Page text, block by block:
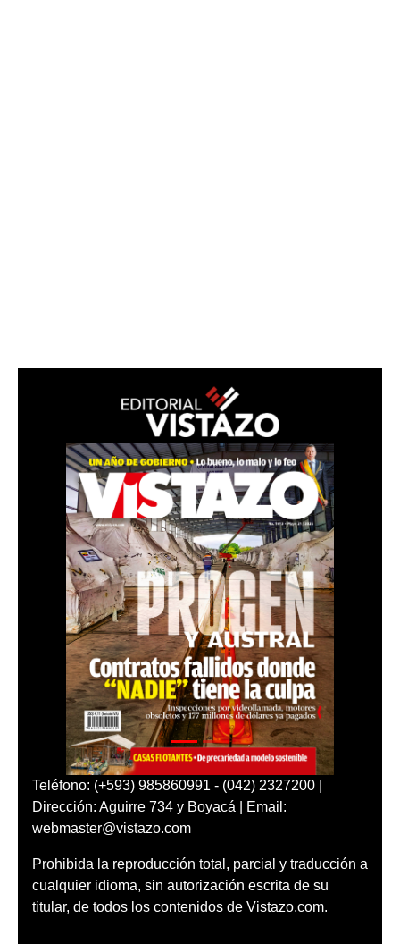
Teléfono: (+593) 985860991 - (042) 2327200 |
Dirección: Aguirre 734 y Boyacá | Email:
webmaster@vistazo.com
Prohibida la reproducción total, parcial y traducción a
cualquier idioma, sin autorización escrita de su
titular, de todos los contenidos de Vistazo.com.